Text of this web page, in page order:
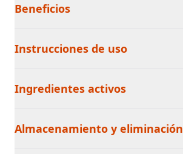
Beneficios
Instrucciones de uso
Ingredientes activos
Almacenamiento y eliminación